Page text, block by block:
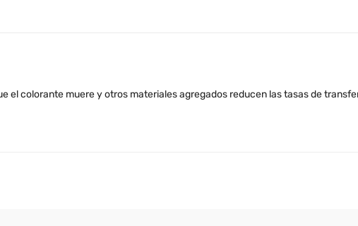
el colorante muere y otros materiales agregados reducen las tasas de